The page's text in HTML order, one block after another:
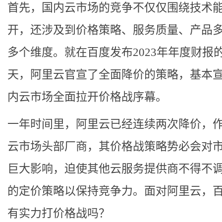
首先，国内云市场的竞争不仅仅围绕技术
开，还涉及到价格策略、服务质量、产品
多个维度。就在百度发布2023年年度财报
天，阿里云官宣了全面降价的策略，基本
内云市场全面拉开价格战序幕。
一年时间里，阿里云已经连续两次降价，
云市场头部厂商，其价格战策略势必会对
巨大影响，迫使其他云服务提供商不得不
的定价策略以保持竞争力。面对阿里云，
有实力打价格战吗？